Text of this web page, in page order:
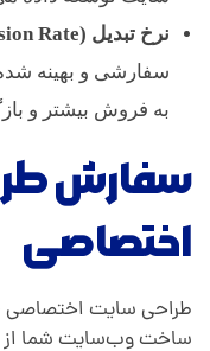
نرخ تبدیل (Conversion Rate) بالاتر:
سفارشی و بهینه
به فروش بیشتر و
سفارش
اختصاصی
ساخت وب‌سایت شما از